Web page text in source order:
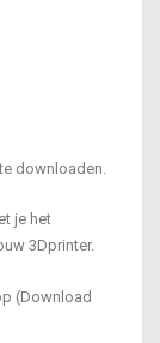
downloaden.
je het
3Dprinter.
(Download